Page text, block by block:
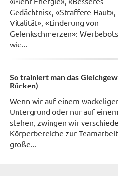
Gedächtnis», «Straffere
Vitalität», «Linderung von
Gelenkschmerzen»:
wie...
So trainiert man das
Rücken)
Wenn wir auf einem
Untergrund oder nur auf
stehen, zwingen wir
Körperbereiche zur
große...